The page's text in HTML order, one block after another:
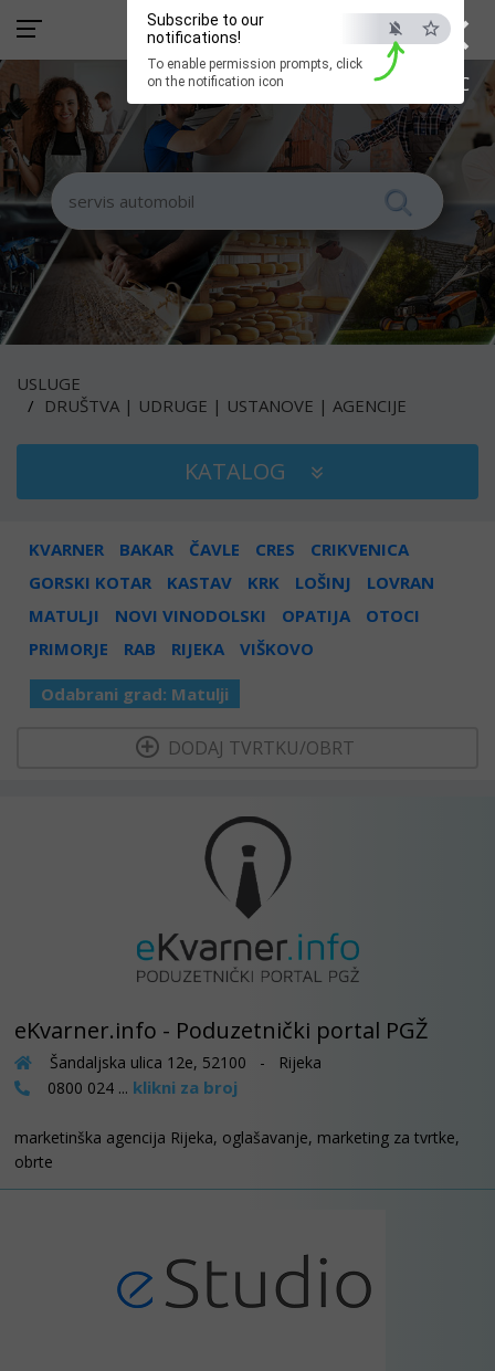
×
ESC
Subscribe to our
notifications!
To enable permission prompts, click
on the notification icon
USLUGE
DRUŠTVA | UDRUGE | USTANOVE | AGENCIJE
KATALOG
KVARNER BAKAR ČAVLE CRES
CRIKVENICA
GORSKI KOTAR
KASTAV KRK LOŠINJ
LOVRAN
MATULJI
NOVI VINODOLSKI OPATIJA
OTOCI
PRIMORJE
RAB RIJEKA VIŠKOVO
Odabrani grad: Matulji
DODAJ TVRTKU/OBRT
eKvarner.info - Poduzetnički portal PGŽ
Šandaljska ulica 12e, 52100 - Rijeka
0800 024 ... klikni za broj
marketinška agencija Rijeka, oglašavanje, marketing za tvrtke,
obrte